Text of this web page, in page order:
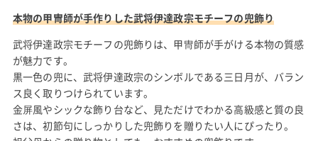
本物の甲冑師が手作りした武将伊達政宗モチーフの兜飾り
武将伊達政宗モチーフの兜飾りは、甲冑師が手がける本物の質感
が魅力です。
黒一色の兜に、武将伊達政宗のシンボルである三日月が、バラン
ス良く取りつけられています。
金屏風やシックな飾り台など、見ただけでわかる高級感と質の良
さは、初節句にしっかりした兜飾りを贈りたい人にぴったり。